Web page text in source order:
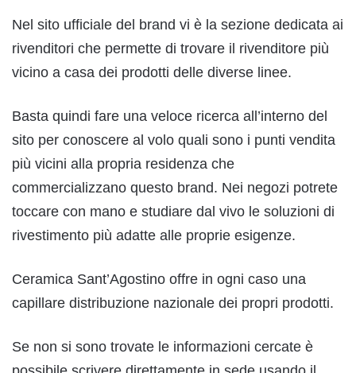
Nel sito ufficiale del brand vi è la sezione dedicata ai
rivenditori che permette di trovare il rivenditore più
vicino a casa dei prodotti delle diverse linee.
Basta quindi fare una veloce ricerca all’interno del
sito per conoscere al volo quali sono i punti vendita
più vicini alla propria residenza che
commercializzano questo brand. Nei negozi potrete
toccare con mano e studiare dal vivo le soluzioni di
rivestimento più adatte alle proprie esigenze.
Ceramica Sant’Agostino offre in ogni caso una
capillare distribuzione nazionale dei propri prodotti.
Se non si sono trovate le informazioni cercate è